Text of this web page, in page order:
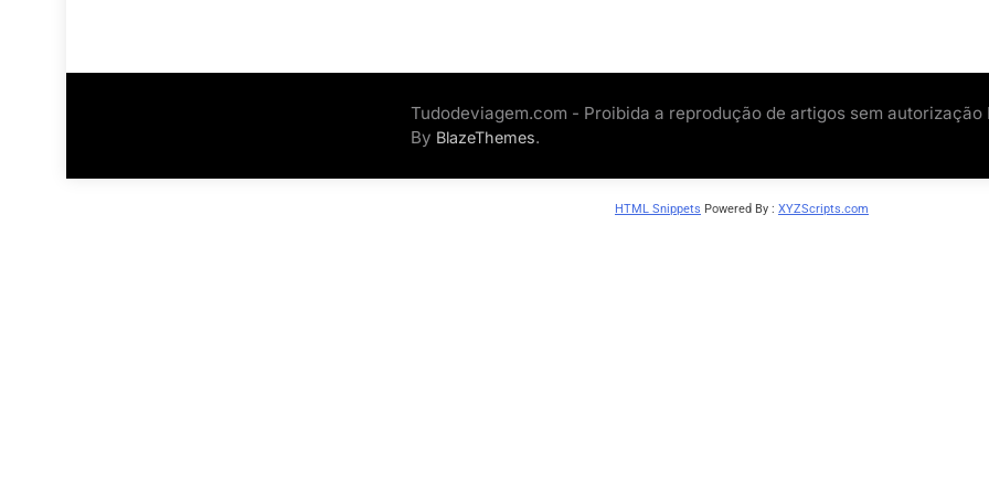
Tudodeviagem.com - Proibida a reprodução de artigos sem autorização
By BlazeThemes.
HTML Snippets Powered By : XYZScripts.com